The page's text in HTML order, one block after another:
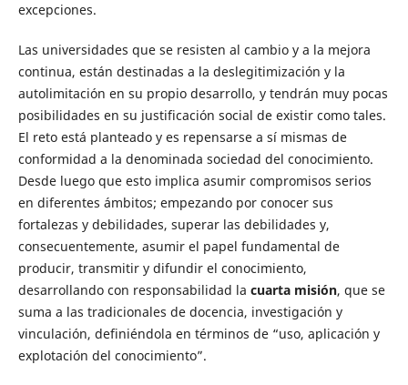
excepciones.
Las universidades que se resisten al cambio y a la mejora
continua, están destinadas a la deslegitimización y la
autolimitación en su propio desarrollo, y tendrán muy pocas
posibilidades en su justificación social de existir como tales.
El reto está planteado y es repensarse a sí mismas de
conformidad a la denominada sociedad del conocimiento.
Desde luego que esto implica asumir compromisos serios
en diferentes ámbitos; empezando por conocer sus
fortalezas y debilidades, superar las debilidades y,
consecuentemente, asumir el papel fundamental de
producir, transmitir y difundir el conocimiento,
desarrollando con responsabilidad la cuarta misión, que se
suma a las tradicionales de docencia, investigación y
vinculación, definiéndola en términos de “uso, aplicación y
explotación del conocimiento”.